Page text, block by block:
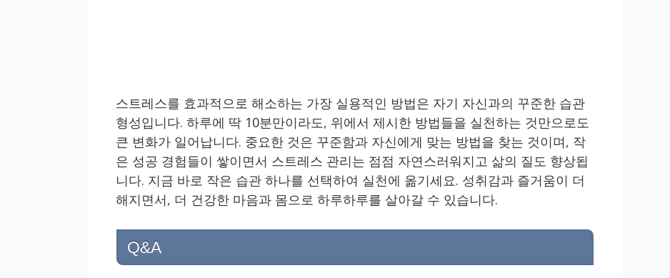
스트레스를 효과적으로 해소하는 가장 실용적인 방법은 자기 자신과의 꾸준한 습관
형성입니다. 하루에 딱 10분만이라도, 위에서 제시한 방법들을 실천하는 것만으로도
큰 변화가 일어납니다. 중요한 것은 꾸준함과 자신에게 맞는 방법을 찾는 것이며, 작
은 성공 경험들이 쌓이면서 스트레스 관리는 점점 자연스러워지고 삶의 질도 향상됩
니다. 지금 바로 작은 습관 하나를 선택하여 실천에 옮기세요. 성취감과 즐거움이 더
해지면서, 더 건강한 마음과 몸으로 하루하루를 살아갈 수 있습니다.
Q&A